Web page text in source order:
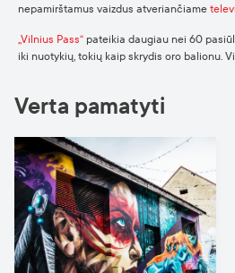
nepamirštamus vaizdus atveriančiame
„Vilnius Pass“ pateikia daugiau nei 60
iki nuotykių, tokių kaip skrydis oro balionu.
Verta pamatyti